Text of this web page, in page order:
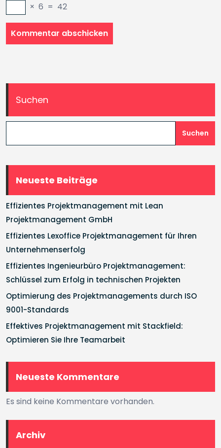
× 6 = 42
Suchen
Suchen
Neueste Beiträge
Effizientes Projektmanagement mit Lean
Projektmanagement GmbH
Effizientes Lexoffice Projektmanagement für Ihren
Unternehmenserfolg
Effizientes Ingenieurbüro Projektmanagement:
Schlüssel zum Erfolg in technischen Projekten
Optimierung des Projektmanagements durch ISO
9001-Standards
Effektives Projektmanagement mit Stackfield:
Optimieren Sie Ihre Teamarbeit
Neueste Kommentare
Es sind keine Kommentare vorhanden.
Archiv